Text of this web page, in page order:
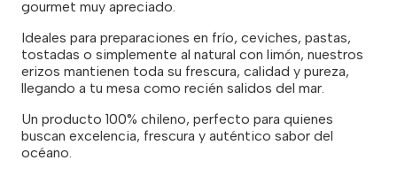
gourmet muy apreciado.
Ideales para preparaciones en frío, ceviches, pastas,
tostadas o simplemente al natural con limón, nuestros
erizos mantienen toda su frescura, calidad y pureza,
llegando a tu mesa como recién salidos del mar.
Un producto 100% chileno, perfecto para quienes
buscan excelencia, frescura y auténtico sabor del
océano.